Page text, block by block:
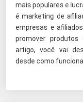
mais populares e
é marketing de
empresas e
promover
artigo, você vai
desde como